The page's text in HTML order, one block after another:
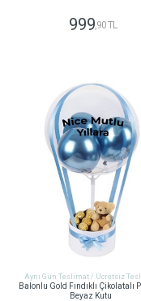
999,90 TL
Aynı Gün Teslimat / Ücretsiz
Balonlu Gold Fındıklı Çikolatalı
Beyaz Kutu